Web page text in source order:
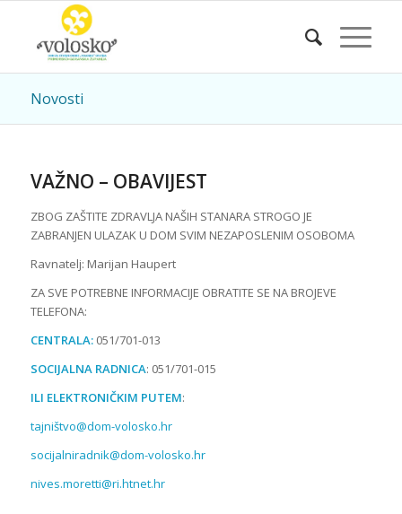
Novosti
VAŽNO – OBAVIJEST
ZBOG ZAŠTITE ZDRAVLJA NAŠIH STANARA STROGO JE
ZABRANJEN ULAZAK U DOM SVIM NEZAPOSLENIM OSOBOMA
Ravnatelj: Marijan Haupert
ZA SVE POTREBNE INFORMACIJE OBRATITE SE NA BROJEVE
TELEFONA:
CENTRALA:051/701-013
SOCIJALNA RADNICA: 051/701-015
ILI ELEKTRONIČKIM PUTEM:
tajništvo@dom-volosko.hr
socijalniradnik@dom-volosko.hr
nives.moretti@ri.htnet.hr